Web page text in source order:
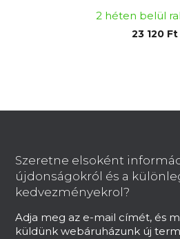
2 héten belül
23 120 Ft
Szeretne elsoként
újdonságokról és a
kedvezményekrol?
Adja meg az e-mail címét, és
küldünk webáruházunk új